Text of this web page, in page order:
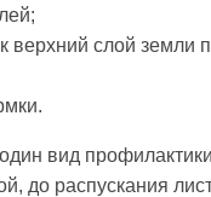
верхний слой земли
вид
до распускания